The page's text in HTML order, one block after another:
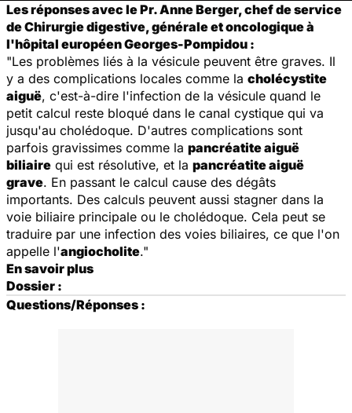
Les réponses avec le Pr. Anne Berger, chef de service
de Chirurgie digestive, générale et oncologique à
l'hôpital européen Georges-Pompidou :
"Les problèmes liés à la vésicule peuvent être graves. Il
y a des complications locales comme la cholécystite
aiguë, c'est-à-dire l'infection de la vésicule quand le
petit calcul reste bloqué dans le canal cystique qui va
jusqu'au cholédoque. D'autres complications sont
parfois gravissimes comme la pancréatite aiguë
biliaire qui est résolutive, et la pancréatite aiguë
grave. En passant le calcul cause des dégâts
importants. Des calculs peuvent aussi stagner dans la
voie biliaire principale ou le cholédoque. Cela peut se
traduire par une infection des voies biliaires, ce que l'on
appelle l'angiocholite."
En savoir plus
Dossier :
Questions/Réponses :